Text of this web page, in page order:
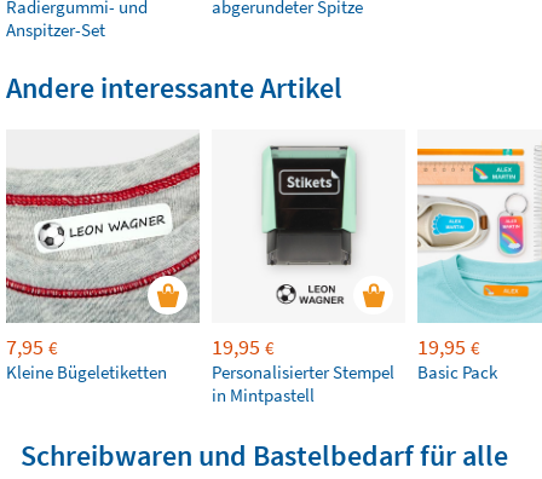
Radiergummi- und
Anspitzer-Set
abgerundeter Spitze
Andere interessante Artikel
7,95 €
Kleine Bügeletiketten
19,95 €
Personalisierter Stempel
in Mintpastell
19,95 €
Basic Pack
Schreibwaren und Bastelbedarf für alle